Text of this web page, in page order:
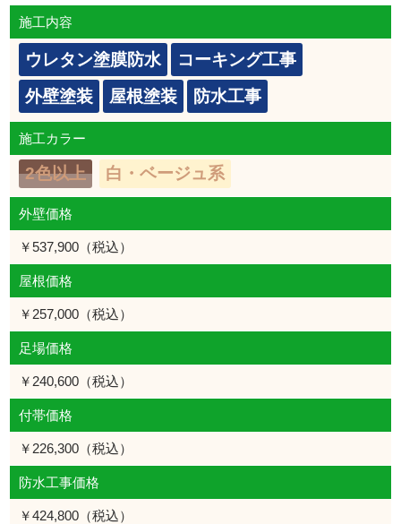
施工内容
ウレタン塗膜防水
コーキング工事
外壁塗装
屋根塗装 防水工事
施工カラー
2色以上 白・ベージュ系
外壁価格
￥537,900（税込）
屋根価格
￥257,000（税込）
足場価格
￥240,600（税込）
付帯価格
￥226,300（税込）
防水工事価格
￥424,800（税込）